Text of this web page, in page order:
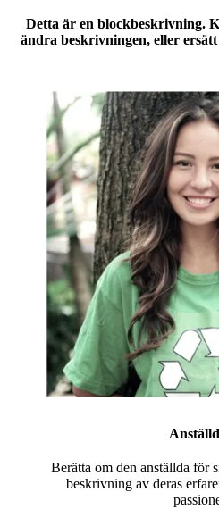
Detta är en blockbeskrivning.
ändra beskrivningen, eller
Berätta om den anställda för
beskrivning av deras